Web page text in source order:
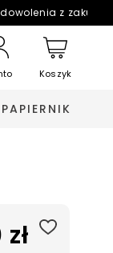
z
Koszyk
PAPIERNIK